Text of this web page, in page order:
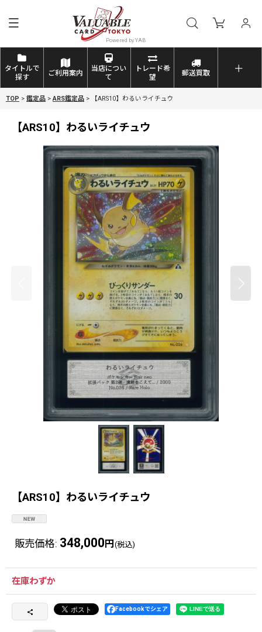
タイトルで
探す
ご利用案内
当店につい
て
トレード希
望
郵送買取
TOP > 鑑定品 > ARS鑑定品 > 【ARS10】わるいライチュウ
【ARS10】わるいライチュウ
【ARS10】わるいライチュウ
販売価格: 348,000 円 (税込)
在庫わずか
Facebookでシェア